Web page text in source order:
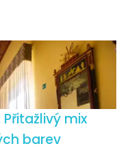
mix
barev